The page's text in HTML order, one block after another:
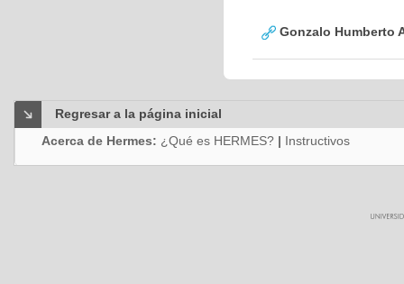
Gonzalo Humberto
Regresar a la página inicial
Acerca de Hermes: ¿Qué es HERMES? | Instructivos